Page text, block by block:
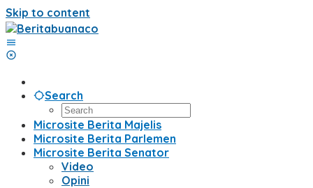
Skip to content
Search
Microsite Berita Majelis
Microsite Berita Parlemen
Microsite Berita Senator
Video
Opini